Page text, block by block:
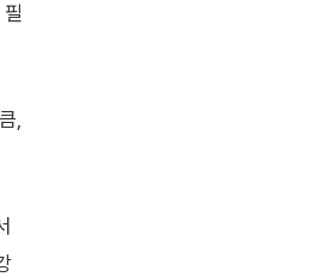
,